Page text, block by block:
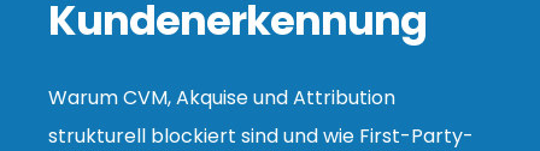
Kundenerkennung
Warum CVM, Akquise und Attribution
strukturell blockiert sind und wie First-Party-